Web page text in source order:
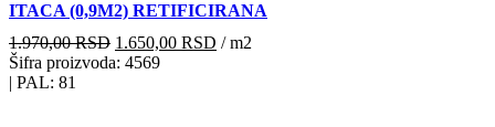
ITACA (0,9M2) RETIFICIRANA
1.970,00RSD Originalna
cena
1.650,00 RSD Trenutna
/ m2
Šifra proizvoda: 4569
| PAL: 81